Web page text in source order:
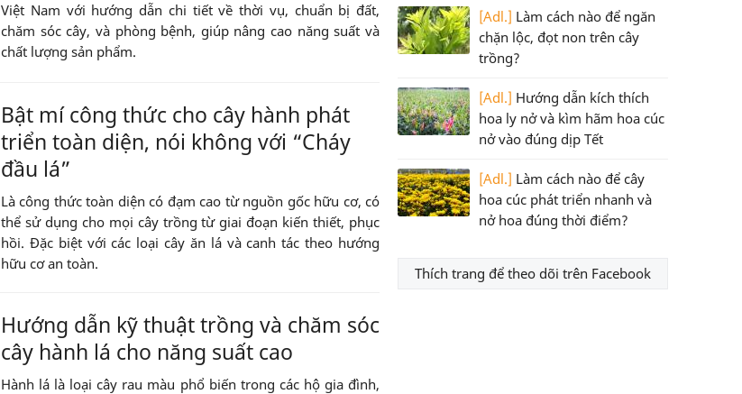
Việt Nam với hướng dẫn chi tiết về thời vụ, chuẩn bị đất,
chăm sóc cây, và phòng bệnh, giúp nâng cao năng suất và
chất lượng sản phẩm.
Bật mí công thức cho cây hành phát
triển toàn diện, nói không với “Cháy
đầu lá”
Là công thức toàn diện có đạm cao từ nguồn gốc hữu cơ, có
thể sử dụng cho mọi cây trồng từ giai đoạn kiến thiết, phục
hồi. Đặc biệt với các loại cây ăn lá và canh tác theo hướng
hữu cơ an toàn.
Hướng dẫn kỹ thuật trồng và chăm sóc
cây hành lá cho năng suất cao
Hành lá là loại cây rau màu phổ biến trong các hộ gia đình,
[Adl.] Làm cách nào để ngăn
chặn lộc, đọt non trên cây
trồng?
[Adl.] Hướng dẫn kích thích
hoa ly nở và kìm hãm hoa cúc
nở vào đúng dịp Tết
[Adl.] Làm cách nào để cây
hoa cúc phát triển nhanh và
nở hoa đúng thời điểm?
Thích trang để theo dõi trên Facebook